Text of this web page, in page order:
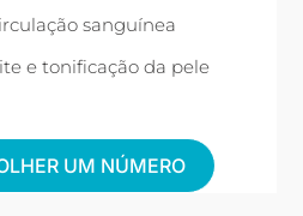
sanguínea
e tonificação da pele
UM NÚMERO